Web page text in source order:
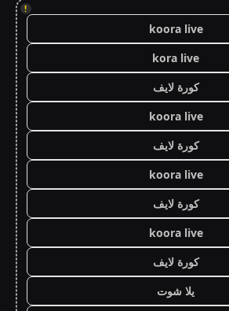
!
koora live
kora live
كورة لايف
koora live
كورة لايف
koora live
كورة لايف
koora live
كورة لايف
يلا شوت